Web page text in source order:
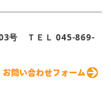
号 ＴＥＬ 045-869-